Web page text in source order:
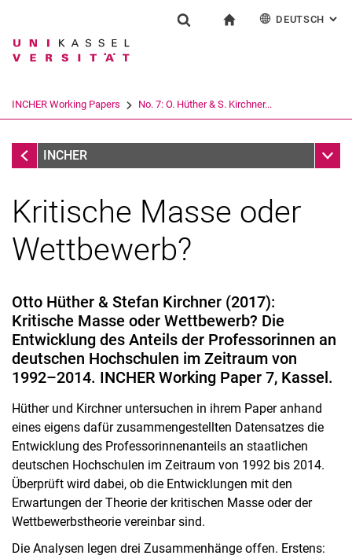
Springe direkt zu: Inhalt
Springe direkt zu: Suche
Springe direkt zu:
Suchbegriff
Suchen (öffnet externen Link in einem
DEUTSCH :
INCHER Working Papers No. 7: O. Hüther & S. Kirchner...
INCHER Working Papers
INCHER
Kritische Masse oder
Wettbewerb?
Otto Hüther & Stefan Kirchner (2017):
Kritische Masse oder Wettbewerb? Die
Entwicklung des Anteils der Professorinnen an
deutschen Hochschulen im Zeitraum von
1992–2014. INCHER Working Paper 7, Kassel.
Hüther und Kirchner untersuchen in ihrem Paper anhand
eines eigens dafür zusammengestellten Datensatzes die
Entwicklung des Professorinnenanteils an staatlichen
deutschen Hochschulen im Zeitraum von 1992 bis 2014.
Überprüft wird dabei, ob die Entwicklungen mit den
Erwartungen der Theorie der kritischen Masse oder der
Wettbewerbstheorie vereinbar sind.
Die Analysen legen drei Zusammenhänge offen. Erstens: